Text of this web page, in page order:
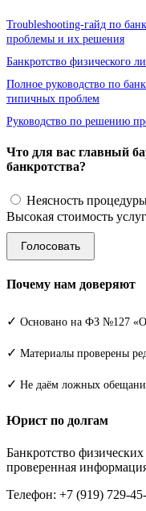
Troubleshooting-гайд по
проблемы и их решения
Банкротство физического
Полное руководство по
типичных проблем
Руководство по решению
Что для вас главный
банкротства?
Неясность
Высокая стоимость услуг
Голосовать
Почему нам доверяют
✓ Основано на ФЗ №127 «О
✓ Материалы проверены
✓ Не даём ложных
Юрист по долгам
Банкротство
проверенная
Телефон: +7 (919) 729-45-